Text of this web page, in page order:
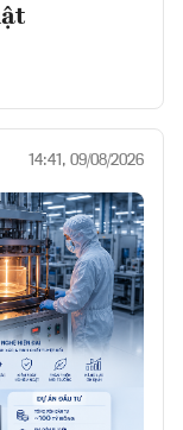
14:41, 09/08/2026